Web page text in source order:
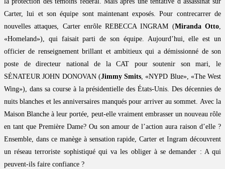
Carter, lui et son équipe sont maintenant exposés. Pour contrecarrer de
nouvelles attaques, Carter enrôle REBECCA INGRAM (Miranda Otto,
«Homeland»), qui faisait parti de son équipe. Aujourd’hui, elle est un
officier de renseignement brillant et ambitieux qui a démissionné de son
poste de directeur national de la CAT pour soutenir son mari, le
SÉNATEUR JOHN DONOVAN (Jimmy Smits, «NYPD Blue», «The West
Wing»), dans sa course à la présidentielle des États-Unis. Des décennies de
nuits blanches et les anniversaires manqués pour arriver au sommet. Avec la
Maison Blanche à leur portée, peut-elle vraiment embrasser un nouveau rôle
en tant que Première Dame? Ou son amour de l’action aura raison d’elle ?
Ensemble, dans ce manège à sensation rapide, Carter et Ingram découvrent
un réseau terroriste sophistiqué qui va les obliger à se demander : A qui
peuvent-ils faire confiance ?